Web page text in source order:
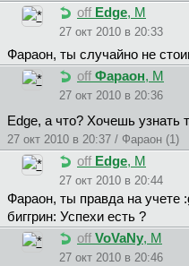
off Edge, М
27 окт 2010 в 20:33
Фapaoн, ты случайно не
off Фapaoн, М
27 окт 2010 в 20:36
Edge, а что? Хочешь узнать
27 окт 2010 в 20:37 / Фapaoн (1)
off Edge, М
27 окт 2010 в 20:44
Фapaoн, ты правда на учете
биггрин: Успехи есть ?
off VoVaNy, М
27 окт 2010 в 20:46